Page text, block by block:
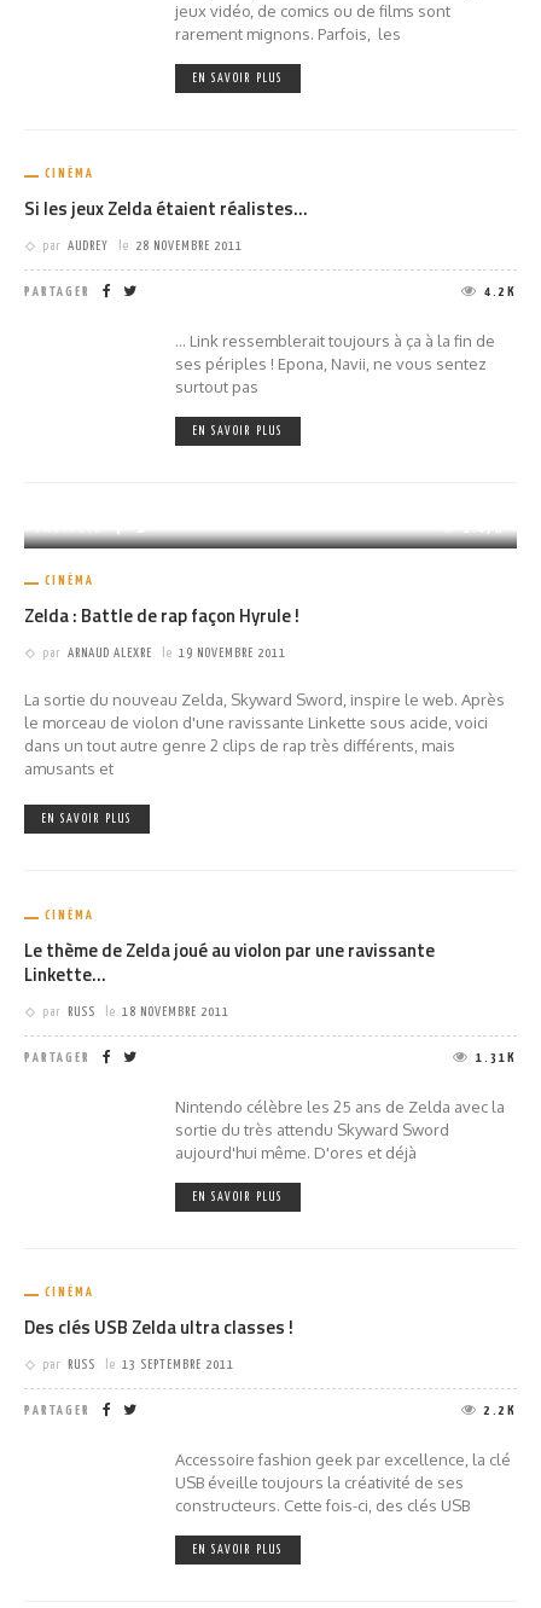
jeux vidéo, de comics ou de films sont
rarement mignons. Parfois, les
EN SAVOIR PLUS
CINÉMA
Si les jeux Zelda étaient réalistes…
par AUDREY le 28 NOVEMBRE 2011
PARTAGER 4.2K
... Link ressemblerait toujours à ça à la fin de
ses périples ! Epona, Navii, ne vous sentez
surtout pas
EN SAVOIR PLUS
CINÉMA
Zelda : Battle de rap façon Hyrule !
par ARNAUD ALEXRE le 19 NOVEMBRE 2011
La sortie du nouveau Zelda, Skyward Sword, inspire le web. Après
le morceau de violon d'une ravissante Linkette sous acide, voici
dans un tout autre genre 2 clips de rap très différents, mais
amusants et
EN SAVOIR PLUS
CINÉMA
Le thème de Zelda joué au violon par une ravissante
Linkette…
par RUSS le 18 NOVEMBRE 2011
PARTAGER 1.31K
Nintendo célèbre les 25 ans de Zelda avec la
sortie du très attendu Skyward Sword
aujourd'hui même. D'ores et déjà
EN SAVOIR PLUS
CINÉMA
Des clés USB Zelda ultra classes !
par RUSS le 13 SEPTEMBRE 2011
PARTAGER 2.2K
Accessoire fashion geek par excellence, la clé
USB éveille toujours la créativité de ses
constructeurs. Cette fois-ci, des clés USB
EN SAVOIR PLUS